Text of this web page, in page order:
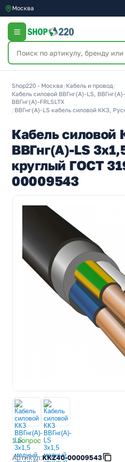
Москва
Shop220 - Москва /Кабель и провод/
Кабель силовой ВВГнг(А)-LS,
ВВГнг(А)-FRLSLTX
/ВВГнг(А)-LS кабель силовой ККЗ,
Кабель силовой
ВВГнг(А)-LS
круглый ГОСТ
00009543
1 вопрос
Артикул:KKZ40-00009543